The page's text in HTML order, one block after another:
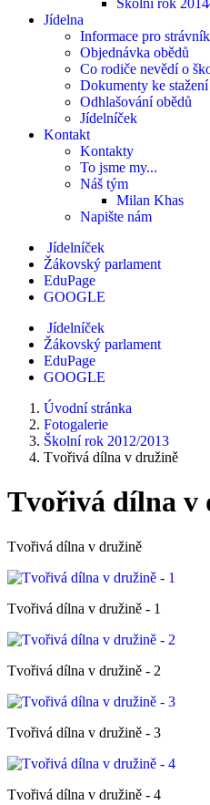
Školní rok
Jídelna
Informace pro
Objednávka obědů
Co rodiče nevědí o
Dokumenty ke stažení
Odhlašování obědů
Jídelníček
Kontakt
Kontakty
To jsme my...
Náš tým
Milan Khas
Napište nám
Jídelníček
Žákovský parlament
EduPage
GOOGLE
Jídelníček
Žákovský parlament
EduPage
GOOGLE
Úvodní stránka
Fotogalerie
Školní rok 2012/2013
Tvořivá dílna v družině
Tvořivá dílna v
Tvořivá dílna v družině
Tvořivá dílna v družině - 1
Tvořivá dílna v družině - 2
Tvořivá dílna v družině - 3
Tvořivá dílna v družině - 4